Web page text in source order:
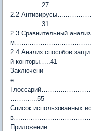
…………...27
2.2
…………...31
2.3 Сравнительный
2.4 Анализ способов
й конторы…..41
Заключени
……..…..55
Список использованных
Приложение